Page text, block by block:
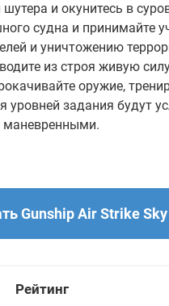
и окунитесь в
судна и принимайте
и уничтожению
из строя живую
оружие,
уровней задания будут
Gunship Air Strike
Рейтинг